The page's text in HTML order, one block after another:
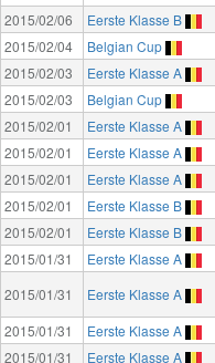
2015/02/06
Eerste Klasse B
2015/02/04
Belgian Cup
2015/02/03
Eerste Klasse A
2015/02/03
Belgian Cup
2015/02/01
Eerste Klasse A
2015/02/01
Eerste Klasse A
2015/02/01
Eerste Klasse A
2015/02/01
Eerste Klasse B
2015/02/01
Eerste Klasse B
2015/01/31
Eerste Klasse A
2015/01/31
Eerste Klasse A
2015/01/31
Eerste Klasse A
2015/01/31
Eerste Klasse A